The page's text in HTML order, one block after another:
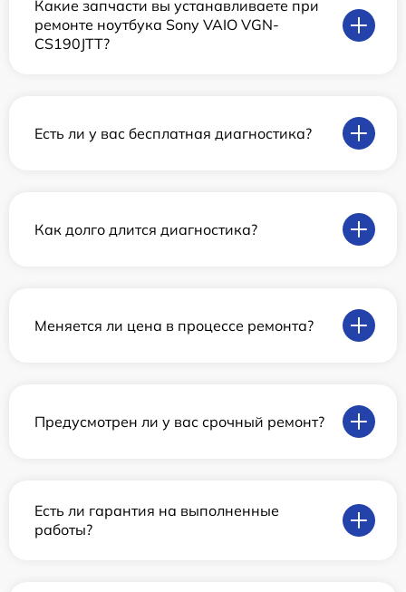
Какие запчасти вы устанавливаете при
ремонте ноутбука Sony VAIO VGN-
CS190JTT?
Есть ли у вас бесплатная диагностика?
Как долго длится диагностика?
Меняется ли цена в процессе ремонта?
Предусмотрен ли у вас срочный ремонт?
Есть ли гарантия на выполненные
работы?